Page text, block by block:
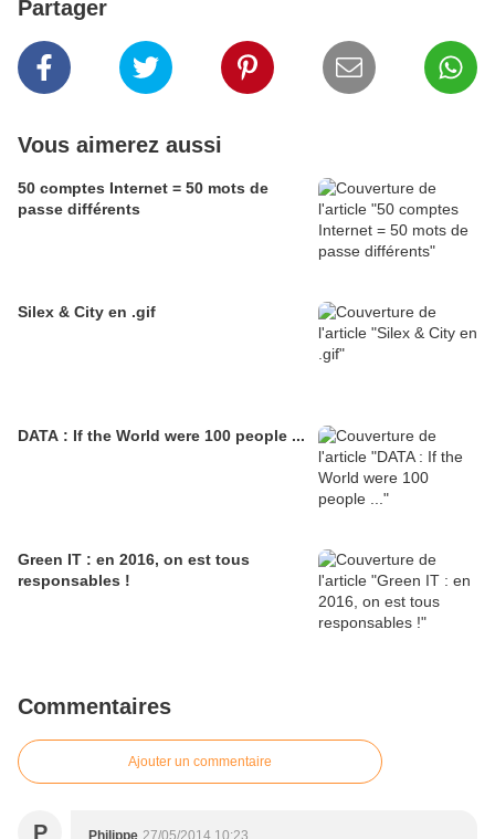
Partager
Vous aimerez aussi
50 comptes Internet = 50 mots de
passe différents
Silex & City en .gif
DATA : If the World were 100 people ...
Green IT : en 2016, on est tous
responsables !
Commentaires
Ajouter un commentaire
P Philippe 27/05/2014 10:23